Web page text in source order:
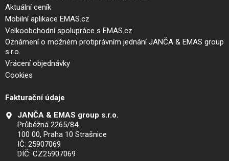
Aktuální ceník
Mobilní aplikace EMAS.cz
Velkoobchodní spolupráce s EMAS.cz
Oznámení o možném protiprávním jednání JANČA & EMAS group
s.r.o.
Vrácení objednávky
Cookies
Fakturační údaje
JANČA & EMAS group s.r.o.
Průběžná 2265/84
100 00, Praha 10 Strašnice
IČ: 25907069
DIČ: CZ25907069